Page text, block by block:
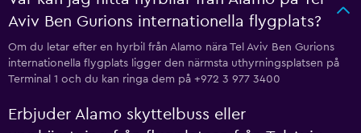
Aviv Ben Gurions internationella flygplats?
Om du letar efter en hyrbil från Alamo nära Tel Aviv Ben Gurions
internationella flygplats ligger den närmsta uthyrningsplatsen på
Terminal 1 och du kan ringa dem på +972 3 977 3400
Erbjuder Alamo skyttelbuss eller